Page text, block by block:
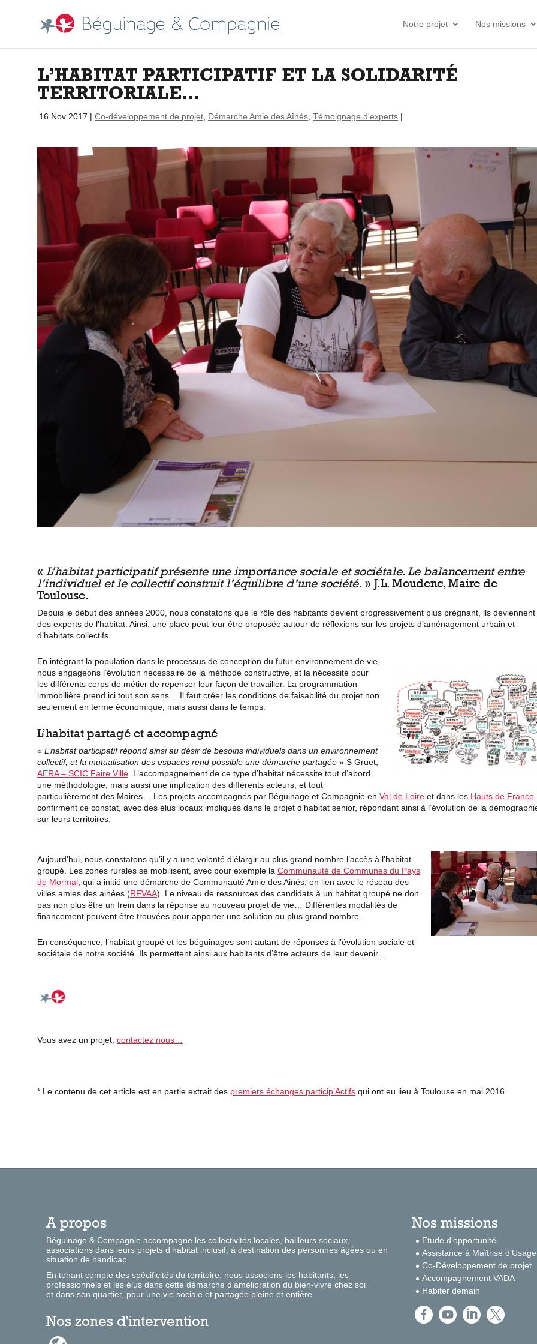
Notre projet Nos missions
L’HABITAT PARTICIPATIF ET LA SOLIDARITÉ
TERRITORIALE…
16 Nov 2017 | Co-développement de projet Démarche Amie des Aînés Témoignage d'experts |
« L’habitat participatif présente une importance sociale et sociétale. Le balancement entre
l’individuel et le collectif construit l’équilibre d’une société. » J.L. Moudenc, Maire de
Toulouse.
Depuis le début des années 2000, nous constatons que le rôle des habitants devient progressivement plus prégnant, ils deviennent
des experts de l’habitat. Ainsi, une place peut leur être proposée autour de réflexions sur les projets d’aménagement urbain et
d’habitats collectifs.
En intégrant la population dans le processus de conception du futur environnement de vie,
nous engageons l’évolution nécessaire de la méthode constructive, et la nécessité pour
les différents corps de métier de repenser leur façon de travailler. La programmation
immobilière prend ici tout son sens… Il faut créer les conditions de faisabilité du projet non
seulement en terme économique, mais aussi dans le temps.
L’habitat partagé et accompagné
« L’habitat participatif répond ainsi au désir de besoins individuels dans un environnement
collectif, et la mutualisation des espaces rend possible une démarche partagée » S Gruet
AERA – SCIC Faire Ville . L’accompagnement de ce type d’habitat nécessite tout d’abord
une méthodologie, mais aussi une implication des différents acteurs, et tout
particulièrement des Maires… Les projets accompagnés par Béguinage et Compagnie en Val de Loire et dans les Hauts de France
confirment ce constat, avec des élus locaux impliqués dans le projet d’habitat senior, répondant ainsi à l’évolution de la
sur leurs territoires.
Aujourd’hui, nous constatons qu’il y a une volonté d’élargir au plus grand nombre l’accès à l’habitat
groupé. Les zones rurales se mobilisent, avec pour exemple la Communauté de Communes du Pays
de Mormal , qui a initié une démarche de Communauté Amie des Ainés, en lien avec le réseau des
villes amies des ainées (RFVAA). Le niveau de ressources des candidats à un habitat groupé ne doit
pas non plus être un frein dans la réponse au nouveau projet de vie… Différentes modalités de
financement peuvent être trouvées pour apporter une solution au plus grand nombre.
En conséquence, l’habitat groupé et les béguinages sont autant de réponses à l’évolution sociale et
sociétale de notre société. Ils permettent ainsi aux habitants d’être acteurs de leur devenir…
Vous avez un projet, contactez nous…
* Le contenu de cet article est en partie extrait des premiers échanges particip’Actifs qui ont eu lieu à Toulouse en mai 2016.
A propos
Béguinage & Compagnie accompagne les collectivités locales, bailleurs sociaux,
associations dans leurs projets d’habitat inclusif, à destination des personnes âgées ou en
situation de handicap.
En tenant compte des spécificités du territoire, nous associons les habitants, les
professionnels et les élus dans cette démarche d’amélioration du bien-vivre chez soi
et dans son quartier, pour une vie sociale et partagée pleine et entière.
Nos zones d'intervention
Nos missions
Etude d’opportunité
Assistance à Maîtrise d’Usage
Co-Développement de projet
Accompagnement VADA
Habiter demain
   